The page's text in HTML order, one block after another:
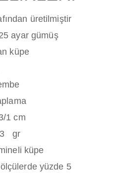
üretilmiştir
ayar gümüş
küpe
1 cm
3 gr
küpe
yüzde 5